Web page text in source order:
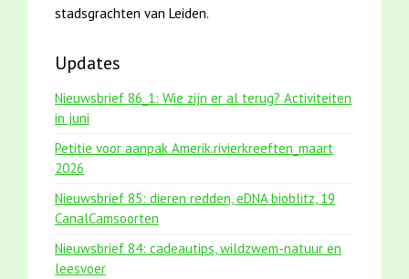
stadsgrachten van Leiden.
Updates
Nieuwsbrief 86_1: Wie zijn er al terug? Activiteiten
in juni
Petitie voor aanpak Amerik.rivierkreeften_maart
2026
Nieuwsbrief 85: dieren redden, eDNA bioblitz, 19
CanalCamsoorten
Nieuwsbrief 84: cadeautips, wildzwem-natuur en
leesvoer